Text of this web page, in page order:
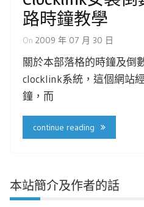
路時鐘教學
On 2009 年 07 月 30 日
關於本部落格的時鐘及倒
clocklink系統，這個網站
鐘，而
continue reading
本站簡介及作者的話